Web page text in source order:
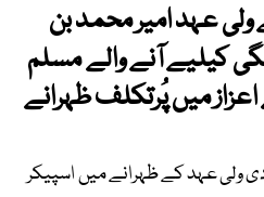
عہد امیر محمد بن
کیلیے آنے والے مسلم
میں پُرتکلف ظہرانے
ولی عہد کے ظہرانے میں اسپیکر